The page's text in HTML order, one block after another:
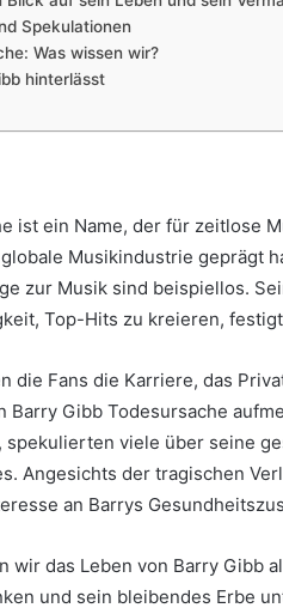
Spekulationen
Was wissen wir?
hinterlässt
ist ein Name, der für zeitlose
Musikindustrie geprägt
zur Musik sind beispiellos.
Top-Hits zu kreieren,
die Fans die Karriere, das
Barry Gibb Todesursache
spekulierten viele über seine
Angesichts der tragischen
an Barrys
wir das Leben von Barry Gibb
und sein bleibendes Erbe